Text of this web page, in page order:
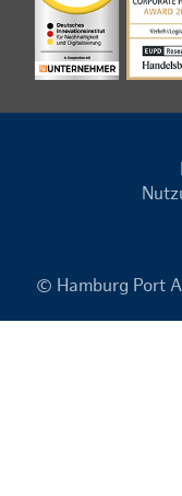
© Hamburg Port